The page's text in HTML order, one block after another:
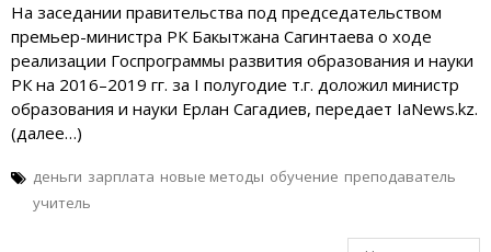
На заседании правительства под председательством
премьер-министра РК Бакытжана Сагинтаева о ходе
реализации Госпрограммы развития образования и науки
РК на 2016–2019 гг. за I полугодие т.г. доложил министр
образования и науки Ерлан Сагадиев, передает IaNews.kz.
(далее…)
деньги зарплата новые методы обучение преподаватель
учитель